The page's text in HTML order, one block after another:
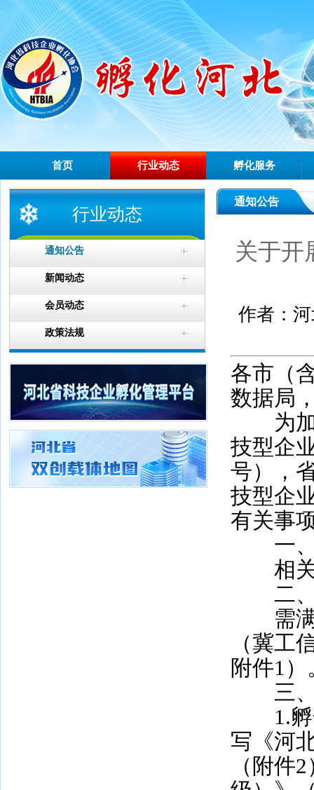
首页 行业动态 孵化服务
行业动态
通知公告
新闻动态
会员动态
政策法规
通知公告
关于开
作者：
各市（
数据局
为加
技型企
号），
技型企
有关事
一、
相关
二、
需满
（冀工
附件1）
三、
1.孵化
写《河
（附件